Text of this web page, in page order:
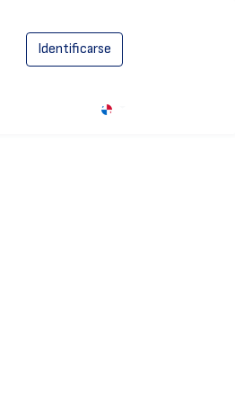
Identificarse